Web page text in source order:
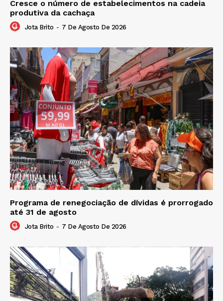
Cresce o número de estabelecimentos na cadeia
produtiva da cachaça
Jota Brito - 7 De Agosto De 2026
Programa de renegociação de dívidas é prorrogado
até 31 de agosto
Jota Brito - 7 De Agosto De 2026